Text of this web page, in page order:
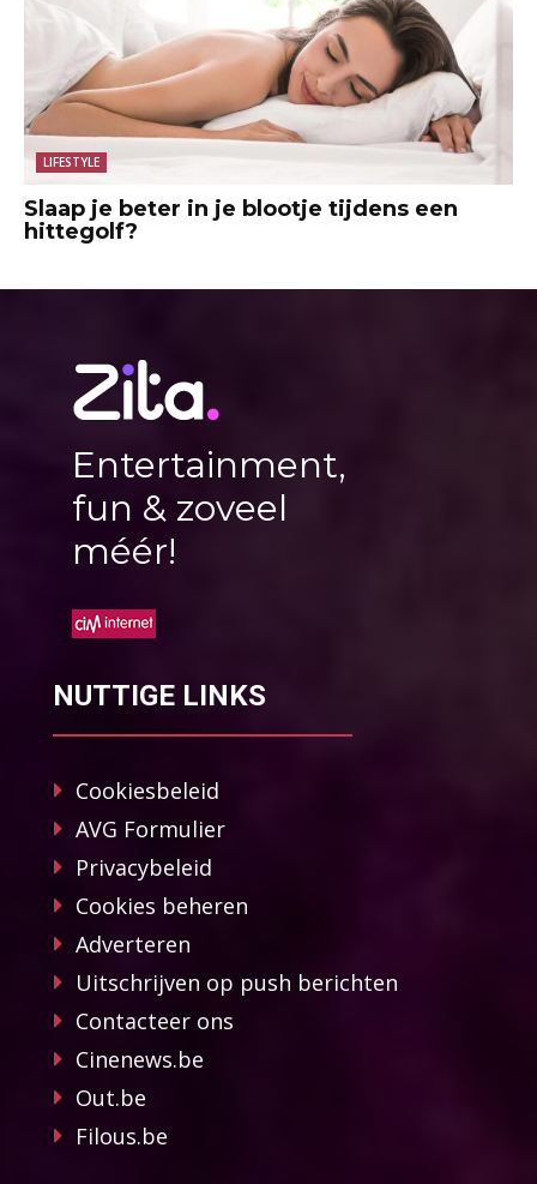
LIFESTYLE
Slaap je beter in je blootje tijdens een
hittegolf?
Entertainment,
fun & zoveel
méér!
NUTTIGE LINKS
Cookiesbeleid
AVG Formulier
Privacybeleid
Cookies beheren
Adverteren
Uitschrijven op push berichten
Contacteer ons
Cinenews.be
Out.be
Filous.be